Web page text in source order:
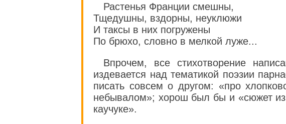
Растенья Франции смешны,
Тщедушны, вздорны, неуклюжи
И таксы в них погружены
По брюхо, словно в мелкой луже...
Впрочем, все стихотворение
издевается над тематикой поэзии
писать совсем о другом: «про
небывалом»; хорош был бы и «сюжет из
каучуке».